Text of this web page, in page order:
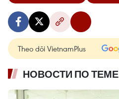
Theo dõi VietnamPlus
НОВОСТИ ПО ТЕМЕ